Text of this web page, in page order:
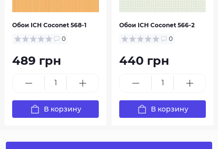
Обои ICH Coconet 568-1
0
489 грн
В корзину
Обои ICH Coconet 566-2
0
440 грн
В корзину